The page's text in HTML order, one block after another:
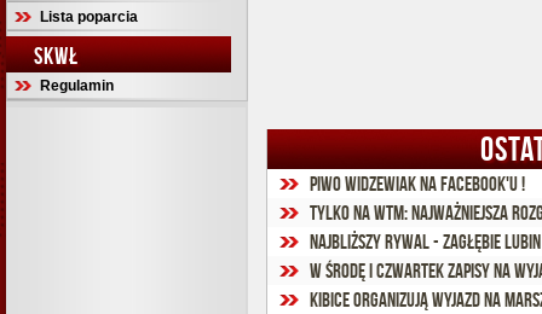
Lista poparcia
SKWŁ
Regulamin
Piwo WIDZEWIAK na facebook'u !
Tylko na WTM: Najważniejsza
Najbliższy rywal - Zagłębie Lubin
W środę i czwartek zapisy na
Kibice organizują wyjazd na